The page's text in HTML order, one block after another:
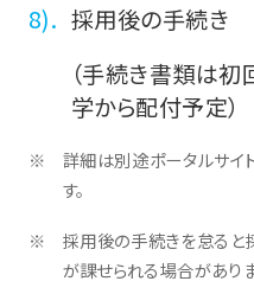
採用後の手続き
（手続き書類は
学から配付予定）
詳細は別途ポータルサイ
す。
採用後の手続きを怠ると
が課せられる場合がありま